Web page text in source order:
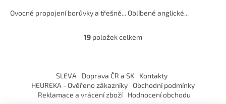
Ovocné propojení borůvky a třešně... Oblíbené anglické...
O
á
d
a
c
19 položek celkem
SLEVA Doprava ČR a SK
Kontakty
HEUREKA - Ověřeno zákazníky
Obchodní podmínky
Reklamace a vrácení zboží
Hodnocení obchodu